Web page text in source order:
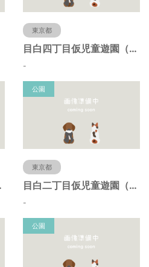
東京都
目白四丁目仮児童遊園（東京都豊島区）
-
区）
公園
東京都
目白二丁目仮児童遊園（東京都豊島区）
-
公園